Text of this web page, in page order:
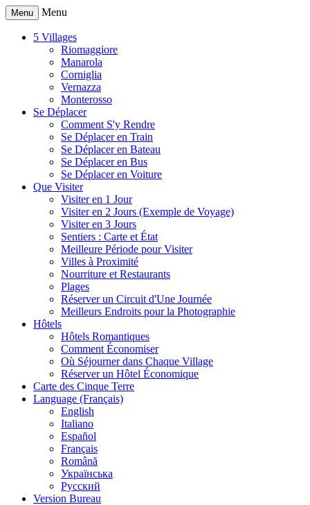
Menu Menu
5 Villages
Riomaggiore
Manarola
Corniglia
Vernazza
Monterosso
Se Déplacer
Comment S'y Rendre
Se Déplacer en Train
Se Déplacer en Bateau
Se Déplacer en Bus
Se Déplacer en Voiture
Que Visiter
Visiter en 1 Jour
Visiter en 2 Jours (Exemple de Voyage)
Visiter en 3 Jours
Sentiers : Carte et État
Meilleure Période pour Visiter
Villes à Proximité
Nourriture et Restaurants
Plages
Réserver un Circuit d'Une Journée
Meilleurs Endroits pour la Photographie
Hôtels
Hôtels Romantiques
Comment Économiser
Où Séjourner dans Chaque Village
Réserver un Hôtel Économique
Carte des Cinque Terre
Language (Français)
English
Italiano
Español
Français
Română
Українська
Русский
Version Bureau